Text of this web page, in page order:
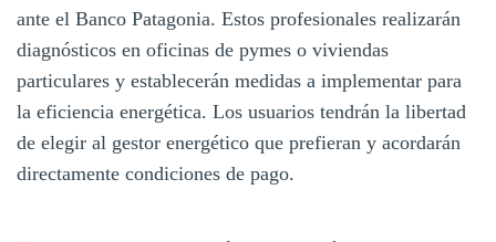
ante el Banco Patagonia. Estos profesionales realizarán
diagnósticos en oficinas de pymes o viviendas
particulares y establecerán medidas a implementar para
la eficiencia energética. Los usuarios tendrán la libertad
de elegir al gestor energético que prefieran y acordarán
directamente condiciones de pago.